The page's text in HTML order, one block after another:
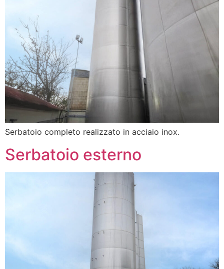
Serbatoio completo realizzato in acciaio inox.
Serbatoio esterno